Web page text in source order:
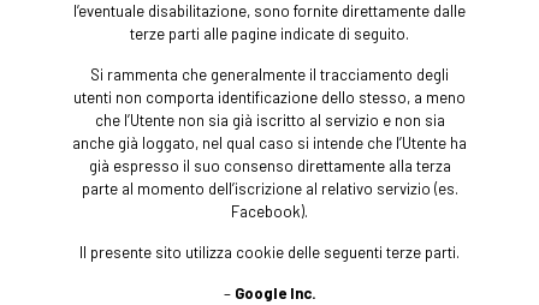
l’eventuale disabilitazione, sono fornite direttamente dalle
terze parti alle pagine indicate di seguito.
Si rammenta che generalmente il tracciamento degli
utenti non comporta identificazione dello stesso, a meno
che l’Utente non sia già iscritto al servizio e non sia
anche già loggato, nel qual caso si intende che l’Utente ha
già espresso il suo consenso direttamente alla terza
parte al momento dell’iscrizione al relativo servizio (es.
Facebook).
Il presente sito utilizza cookie delle seguenti terze parti.
– Google Inc.